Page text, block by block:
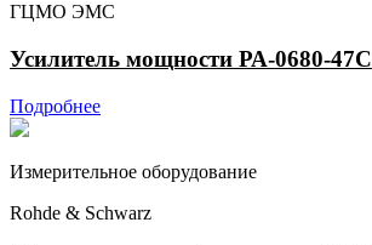
ГЦМО ЭМС
Усилитель мощности РА-0680-47С
Подробнее
Измерительное оборудование
Rohde & Schwarz